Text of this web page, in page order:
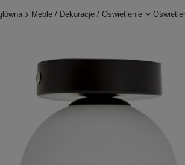
Meble / Dekoracje / Oświetlenie